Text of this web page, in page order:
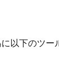
以下のツ